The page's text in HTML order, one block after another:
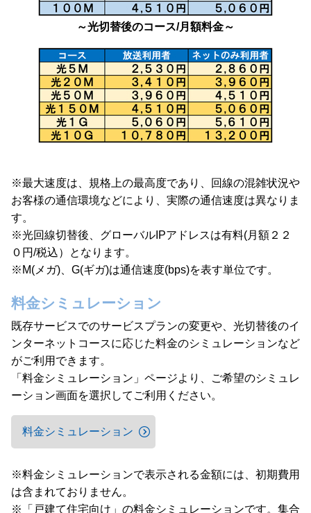
～光切替後のコース/月額料金～
※最大速度は、規格上の最高度であり、回線の混雑状況や
お客様の通信環境などにより、実際の通信速度は異なりま
す。
※光回線切替後、グローバルIPアドレスは有料(月額２２
０円/税込）となります。
※M(メガ)、G(ギガ)は通信速度(bps)を表す単位です。
料金シミュレーション
既存サービスでのサービスプランの変更や、光切替後のイ
ンターネットコースに応じた料金のシミュレーションなど
がご利用できます。
「料金シミュレーション」ページより、ご希望のシミュレ
ーション画面を選択してご利用ください。
料金シミュレーション
※料金シミュレーションで表示される金額には、初期費用
は含まれておりません。
※「戸建て住宅向け」の料金シミュレーションです。集合